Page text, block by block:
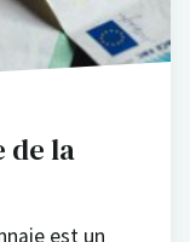
de la
est un